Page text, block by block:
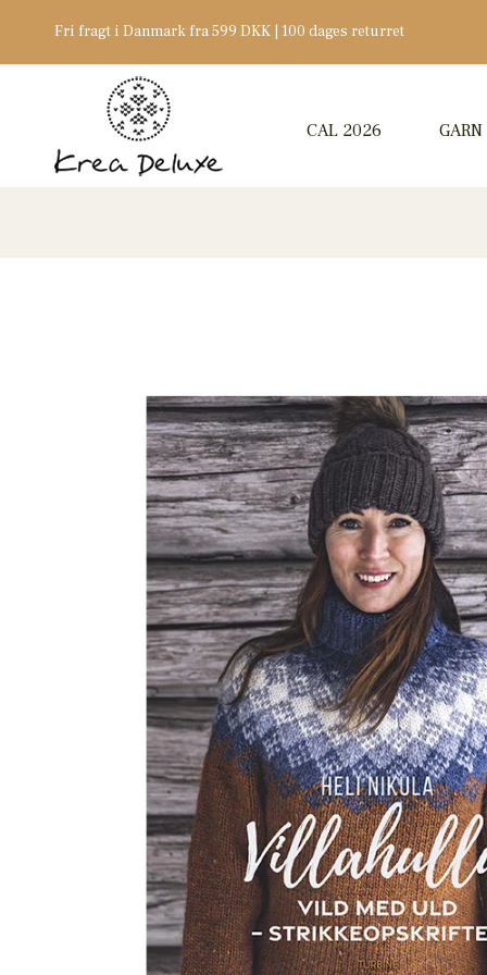
Fri fragt i Danmark fra 599 DKK | 100 dages returret
CAL 2026 GARN